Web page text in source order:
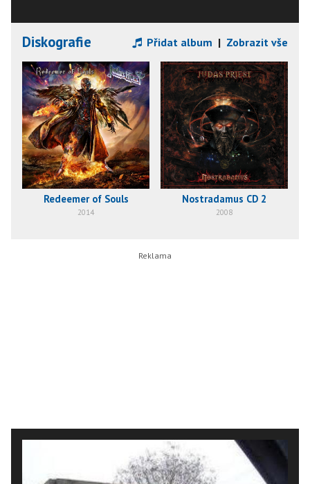
Diskografie Přidat album | Zobrazit vše
Redeemer of Souls
2014
Nostradamus CD 2
2008